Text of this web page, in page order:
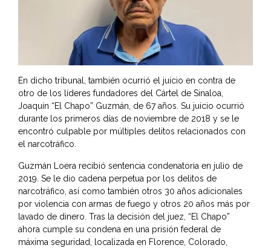
En dicho tribunal, también ocurrió el juicio en contra de
otro de los líderes fundadores del Cártel de Sinaloa,
Joaquín “El Chapo” Guzmán, de 67 años. Su juicio ocurrió
durante los primeros días de noviembre de 2018 y se le
encontró culpable por múltiples delitos relacionados con
el narcotráfico.
Guzmán Loera recibió sentencia condenatoria en julio de
2019. Se le dio cadena perpetua por los delitos de
narcotráfico, así como también otros 30 años adicionales
por violencia con armas de fuego y otros 20 años más por
lavado de dinero. Tras la decisión del juez, “El Chapo”
ahora cumple su condena en una prisión federal de
máxima seguridad, localizada en Florence, Colorado,